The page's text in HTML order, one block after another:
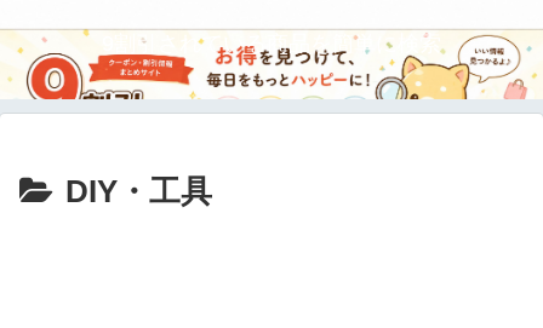
9割引されている商品を簡単に検索
DIY・工具